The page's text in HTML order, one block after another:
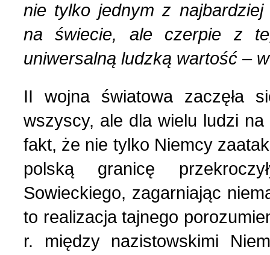
nie tylko jednym z
na świecie, ale czerpie z
uniwersalną ludzką wartość –
II wojna światowa zaczęła
wszyscy, ale dla wielu ludzi
fakt, że nie tylko Niemcy
polską granicę
Sowieckiego, zagarniając
to realizacja tajnego
r. między nazistowskimi